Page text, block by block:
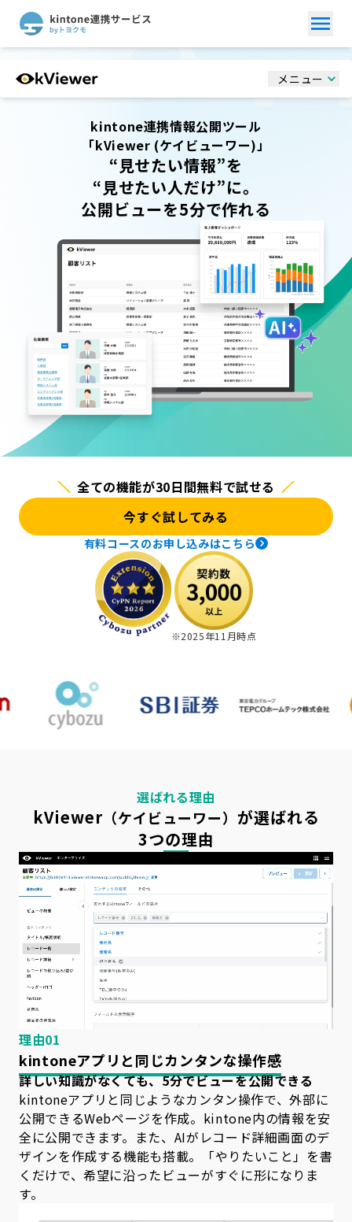
メニュー
kintone連携情報公開ツール
「kViewer (ケイビューワー)」
“見せたい情報”を
“見せたい人だけ”に。
公開ビューを5分で作れる
全ての機能が30日間無料で試せる
今すぐ試してみる
有料コースのお申し込みはこちら
※2025年11月時点
選ばれる理由
kViewer（ケイビューワー） が選ばれる
3つの理由
理由01
kintoneアプリと同じカンタンな操作感
詳しい知識がなくても、5分でビューを公開できる
kintoneアプリと同じようなカンタン操作で、外部に
公開できるWebページを作成。kintone内の情報を安
全に公開できます。また、AIがレコード詳細画面のデ
ザインを作成する機能も搭載。「やりたいこと」を書
くだけで、希望に沿ったビューがすぐに形になりま
す。